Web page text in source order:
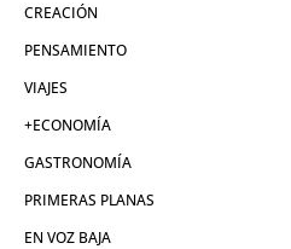
CREACIÓN
PENSAMIENTO
VIAJES
+ECONOMÍA
GASTRONOMÍA
PRIMERAS PLANAS
EN VOZ BAJA